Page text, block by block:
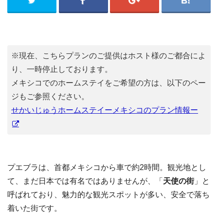
※現在、こちらプランのご提供はホスト様のご都合によ
り、一時停止しております。
メキシコでのホームステイをご希望の方は、以下のペー
ジもご参照ください。
せかいじゅうホームステイーメキシコのプラン情報ー
プエブラは、首都メキシコから車で約2時間。観光地とし
て、まだ日本では有名ではありませんが、「 天使の街」と
呼ばれており、魅力的な観光スポットが多い、安全で落ち
着いた街です。